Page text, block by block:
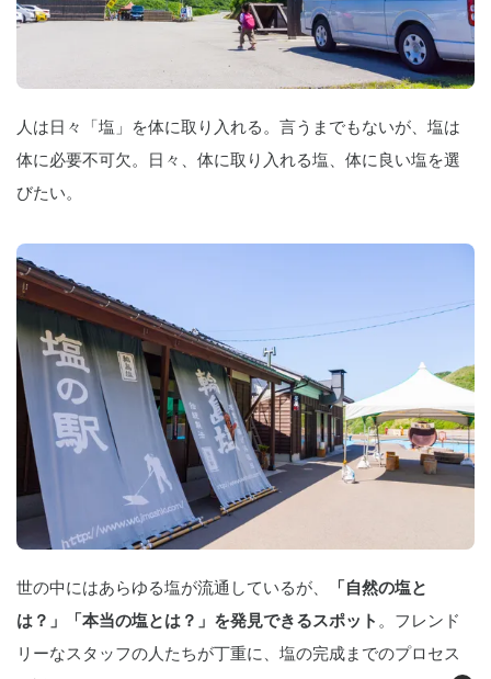
人は日々「塩」を体に取り入れる。言うまでもないが、塩は
体に必要不可欠。日々、体に取り入れる塩、体に良い塩を選
びたい。
世の中にはあらゆる塩が流通しているが、
「自然の塩と
は？」「本当の塩とは？」を発見できるスポット 。フレンド
リーなスタッフの人たちが丁重に、塩の完成までのプロセス